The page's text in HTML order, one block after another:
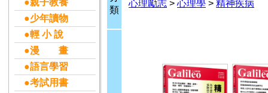
●親子教養
●少年讀物
●輕 小 說
●漫 畫
●語言學習
●考試用書
類
心理勵志 > 心理學 > 精神疾病